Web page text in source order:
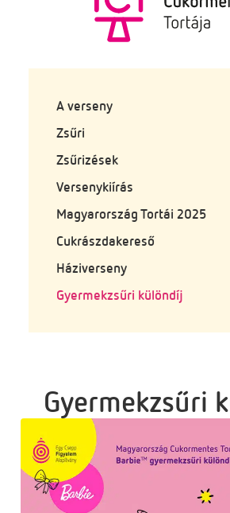
A verseny
Zsűri
Zsűrizések
Versenykiírás
Magyarország Tortái 2025
Cukrászdakereső
Háziverseny
Gyermekzsűri különdíj
Gyermekzsűri